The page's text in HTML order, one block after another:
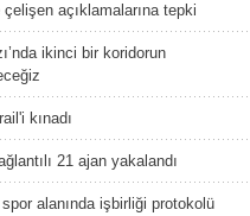
açıklamalarına tepki
ikinci bir koridorun
kınadı
21 ajan yakalandı
alanında işbirliği protokolü